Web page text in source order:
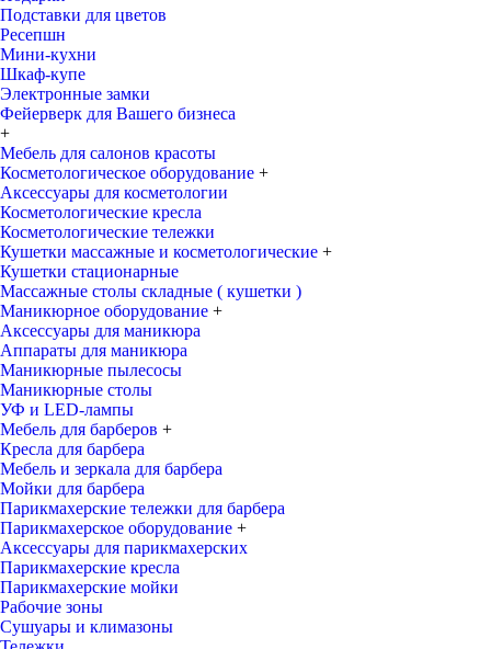
Подставки для цветов
Ресепшн
Мини-кухни
Шкаф-купе
Электронные замки
Фейерверк для Вашего бизнеса
+
Мебель для салонов красоты
Косметологическое оборудование +
Аксессуары для косметологии
Косметологические кресла
Косметологические тележки
Кушетки массажные и косметологические +
Кушетки стационарные
Массажные столы складные ( кушетки )
Маникюрное оборудование +
Аксессуары для маникюра
Аппараты для маникюра
Маникюрные пылесосы
Маникюрные столы
УФ и LED-лампы
Мебель для барберов +
Кресла для барбера
Мебель и зеркала для барбера
Мойки для барбера
Парикмахерские тележки для барбера
Парикмахерское оборудование +
Аксессуары для парикмахерских
Парикмахерские кресла
Парикмахерские мойки
Рабочие зоны
Сушуары и климазоны